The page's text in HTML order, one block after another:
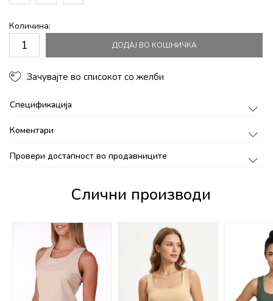
Количина:
ДОДАЈ ВО КОШНИЧКА
Зачувајте во списокот со желби
Спецификација
Коментари
Провери достапност во продавниците
Слични производи